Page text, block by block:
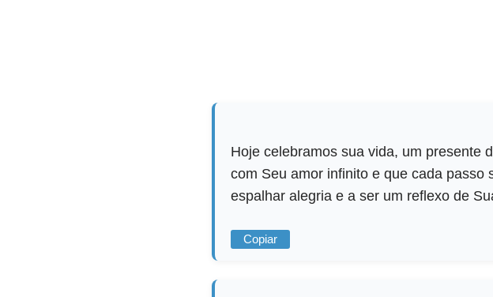
Hoje celebramos sua vida, um presente
com Seu amor infinito e que cada passo
espalhar alegria e a ser um reflexo de
Copiar